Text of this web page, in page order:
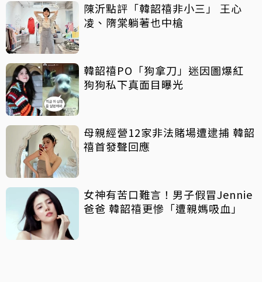
陳沂點評「韓韶禧非小三」 王心
凌、隋棠躺著也中槍
韓韶禧PO「狗拿刀」迷因圖爆紅
狗狗私下真面目曝光
母親經營12家非法賭場遭逮捕 韓韶
禧首發聲回應
女神有苦口難言！男子假冒Jennie
爸爸 韓韶禧更慘「遭親媽吸血」